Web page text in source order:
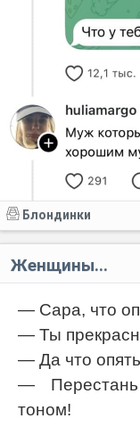
Блондинки
Женщины...
— Сара, что
— Ты
— Да что
—
тоном!